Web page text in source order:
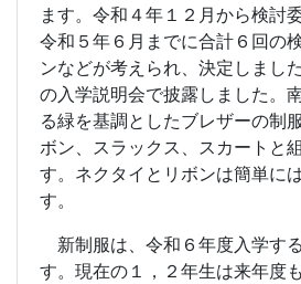
ます。令和４年１２月から検討
令和５年６月までに合計６回の
ンなどが考えられ、決定しまし
の入学説明会で披露しました。
る緑を基調としたブレザーの制
ボン、スラックス、スカートと
す。ネクタイとリボンは簡単に
す。
新制服は、令和６年度入学す
す。現在の１，２年生は来年度